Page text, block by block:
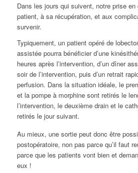
Dans les jours qui suivent, notre prise en
patient, à sa récupération, et aux
survenir.
Typiquement, un patient opéré de
assistée pourra bénéficier d’une
heures après l’intervention, d’un dîner
soir de l’intervention, puis d’un retrait
perfusion. Dans la situation idéale, le
et la pompe à morphine sont retirés le
l’intervention, le deuxième drain et le
retirés le jour suivant.
Au mieux, une sortie peut donc être
postopératoire, non pas parce qu’il faut
parce que les patients vont bien et
eux !